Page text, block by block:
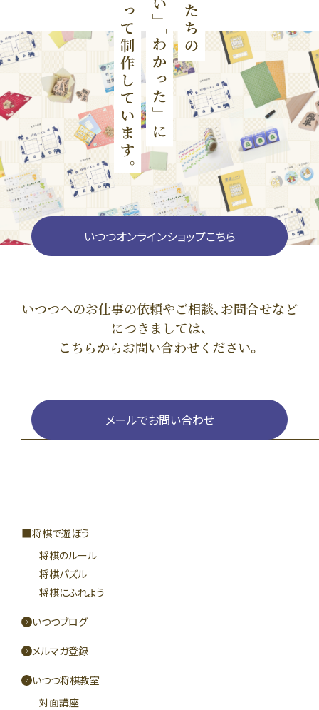
いつつオンラインショップこちら
いつつへのお仕事の依頼やご相談、お問合せなど
につきましては、
こちらからお問い合わせください。
メールでお問い合わせ
将棋で遊ぼう
将棋のルール
将棋パズル
将棋にふれよう
いつつブログ
メルマガ登録
いつつ将棋教室
対面講座